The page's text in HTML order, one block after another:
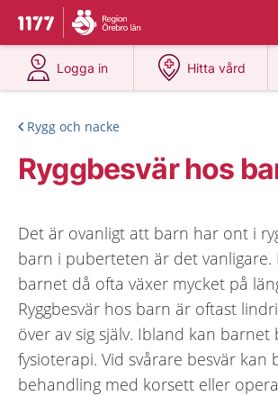
Till startsidan för 1177
Du har valt region
Logga in
på 1177.se
Hitta vård
på 1177.se
Rygg och nacke
Ryggbesvär hos
Det är ovanligt att barn har ont i
barn i puberteten är det
barnet då ofta växer mycket på
Ryggbesvär hos barn är oftast
över av sig själv. Ibland kan barnet
fysioterapi. Vid svårare besvär kan
behandling med korsett eller